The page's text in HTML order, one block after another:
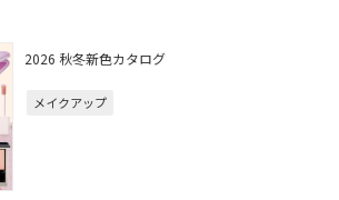
2026 秋冬新色カタログ
メイクアップ